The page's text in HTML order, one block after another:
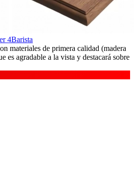
4Barista
materiales de primera calidad (madera
es agradable a la vista y destacará sobre